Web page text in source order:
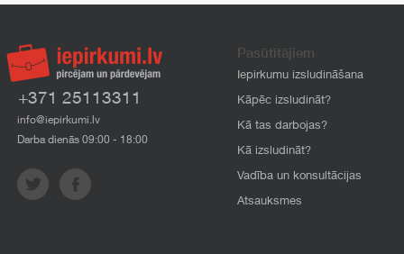
+371 25113311
info@iepirkumi.lv
Darba dienās 09:00 - 18:00
Pasūtītājiem
Iepirkumu izsludināšana
Kāpēc izsludināt?
Kā tas darbojas?
Kā izsludināt?
Vadība un konsultācijas
Atsauksmes